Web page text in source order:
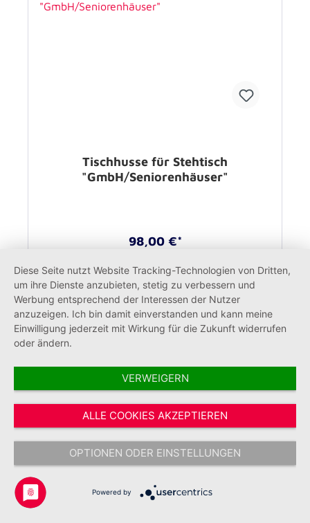
Tischhusse für Stehtisch
"GmbH/Seniorenhäuser"
98,00 €*
Seniorenhäuser/GmbH (50 Stück)
Diese Seite nutzt Website Tracking-Technologien von Dritten,
um ihre Dienste anzubieten, stetig zu verbessern und
Werbung entsprechend der Interessen der Nutzer
anzuzeigen. Ich bin damit einverstanden und kann meine
Einwilligung jederzeit mit Wirkung für die Zukunft widerrufen
oder ändern.
VERWEIGERN
ALLE COOKIES AKZEPTIEREN
OPTIONEN ODER EINSTELLUNGEN
Powered by